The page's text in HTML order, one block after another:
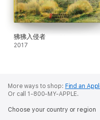
狒狒入侵者
2017
More ways to shop: Find an
Or call 1-800-MY-APPLE.
Choose your country or region